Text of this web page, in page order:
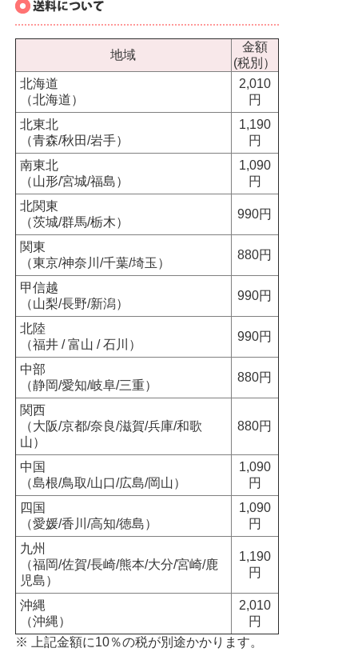
地域
金額
(税別）
北海道
（北海道）
2,010
円
北東北
（青森/秋田/岩手）
1,190
円
南東北
（山形/宮城/福島）
1,090
円
北関東
（茨城/群馬/栃木）
990円
関東
（東京/神奈川/千葉/埼玉）
880円
甲信越
（山梨/長野/新潟）
990円
北陸
（福井 / 富山 / 石川）
990円
中部
（静岡/愛知/岐阜/三重）
880円
関西
（大阪/京都/奈良/滋賀/兵庫/和歌
山）
880円
中国
（島根/鳥取/山口/広島/岡山）
1,090
円
四国
（愛媛/香川/高知/徳島）
1,090
円
九州
（福岡/佐賀/長崎/熊本/大分/宮崎/鹿
児島）
1,190
円
沖縄
（沖縄）
2,010
円
※ 上記金額に10％の税が別途かかります。